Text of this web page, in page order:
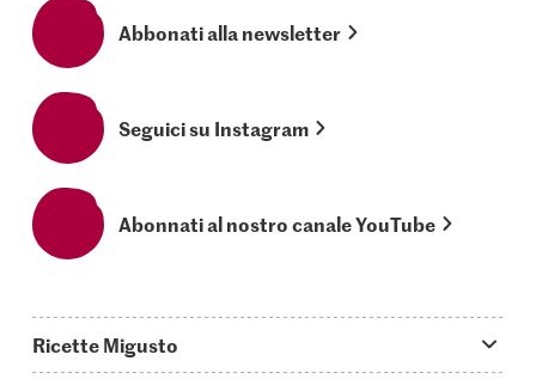
Abbonati alla newsletter
Seguici su Instagram
Abonnati al nostro canale YouTube
Ricette Migusto